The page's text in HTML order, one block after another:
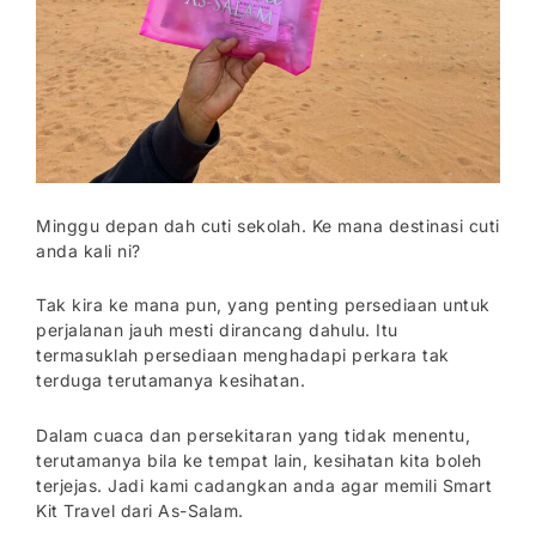
Minggu depan dah cuti sekolah. Ke mana destinasi cuti
anda kali ni?
Tak kira ke mana pun, yang penting persediaan untuk
perjalanan jauh mesti dirancang dahulu. Itu
termasuklah persediaan menghadapi perkara tak
terduga terutamanya kesihatan.
Dalam cuaca dan persekitaran yang tidak menentu,
terutamanya bila ke tempat lain, kesihatan kita boleh
terjejas. Jadi kami cadangkan anda agar memili Smart
Kit Travel dari As-Salam.